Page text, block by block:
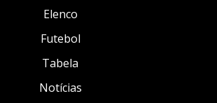
Elenco
Futebol
Tabela
Notícias